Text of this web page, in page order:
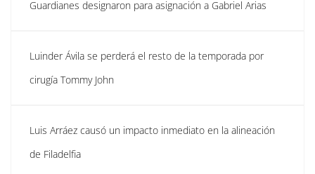
Guardianes designaron para asignación a Gabriel Arias
Luinder Ávila se perderá el resto de la temporada por
cirugía Tommy John
Luis Arráez causó un impacto inmediato en la alineación
de Filadelfia